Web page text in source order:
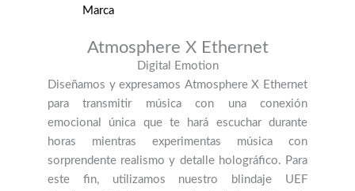
Marca
Atmosphere X Ethernet
Digital Emotion
Diseñamos y expresamos Atmosphere X Ethernet
para transmitir música con una conexión
emocional única que te hará escuchar durante
horas mientras experimentas música con
sorprendente realismo y detalle holográfico. Para
este fin, utilizamos nuestro blindaje UEF